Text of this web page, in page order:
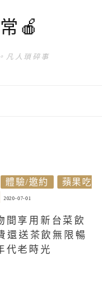
🍎
凡人瑣碎事
體驗/邀約
蘋果吃
2020-07-01
間享用新台菜飲
還送茶飲無限暢
代老時光